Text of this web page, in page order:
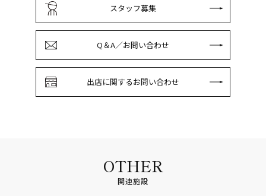
スタッフ募集
Q＆A／お問い合わせ
出店に関するお問い合わせ
OTHER
関連施設